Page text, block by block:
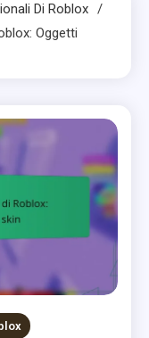
Di Roblox
Oggetti